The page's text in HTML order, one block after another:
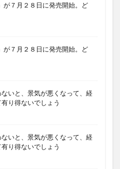
が７月２８日に発売開始。ど
が７月２８日に発売開始。ど
ないと、景気が悪くなって、経
り得ないでしょう
ないと、景気が悪くなって、経
り得ないでしょう